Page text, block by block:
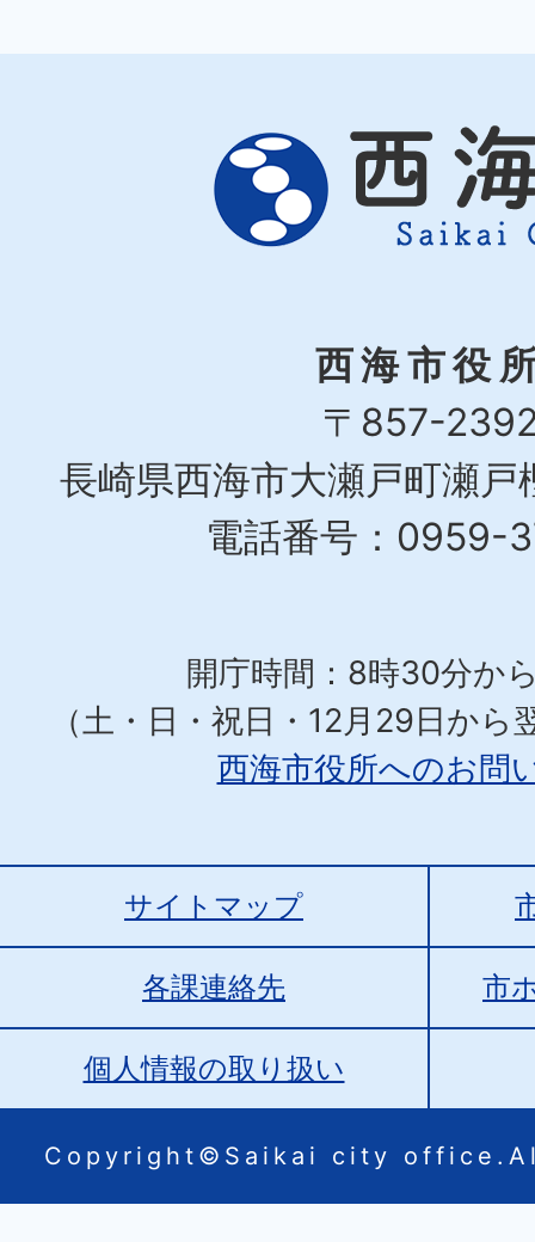
西海市役
〒857-
長崎県西海市大瀬戸町瀬
電話番号：0959-
開庁時間：8時30分か
（土・日・祝日・12月29日から
西海市役所へのお問
サイトマップ
各課連絡先 市
個人情報の取り扱い
Copyright©Saikai city